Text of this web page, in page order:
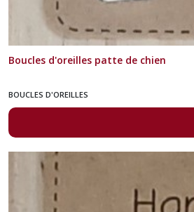
Boucles d'oreilles patte de chien
BOUCLES D'OREILLES